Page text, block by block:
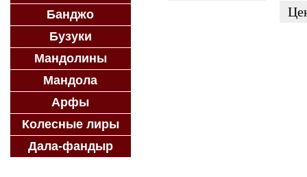
Банджо
Бузуки
Мандолины
Мандола
Арфы
Колесные лиры
Дала-фандыр